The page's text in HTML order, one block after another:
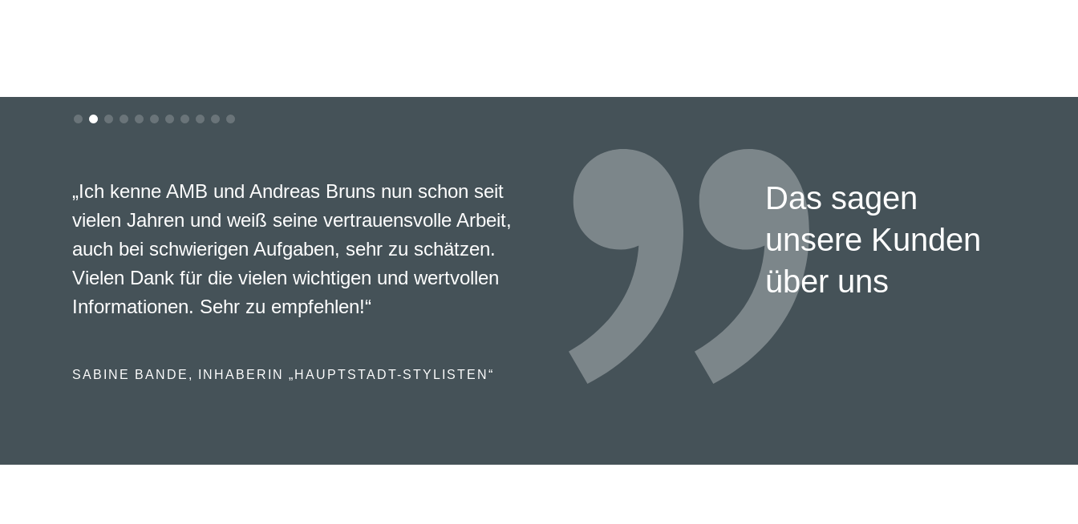
Das sagen
unsere Kunden
über uns
„Ich kenne AMB und Andreas Bruns nun schon seit
vielen Jahren und weiß seine vertrauensvolle Arbeit,
auch bei schwierigen Aufgaben, sehr zu schätzen.
Vielen Dank für die vielen wichtigen und wertvollen
Informationen. Sehr zu empfehlen!“
SABINE BANDE, INHABERIN „HAUPTSTADT-STYLISTEN“